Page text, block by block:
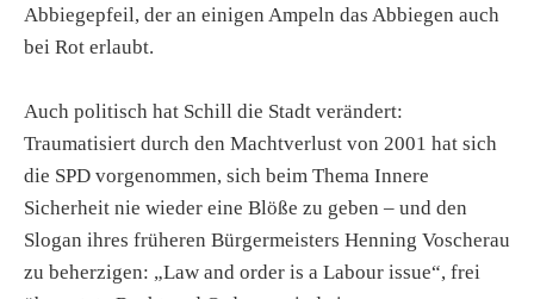
Abbiegepfeil, der an einigen Ampeln das Abbiegen auch
bei Rot erlaubt.
Auch politisch hat Schill die Stadt verändert:
Traumatisiert durch den Machtverlust von 2001 hat sich
die SPD vorgenommen, sich beim Thema Innere
Sicherheit nie wieder eine Blöße zu geben – und den
Slogan ihres früheren Bürgermeisters Henning Voscherau
zu beherzigen: „Law and order is a Labour issue“, frei